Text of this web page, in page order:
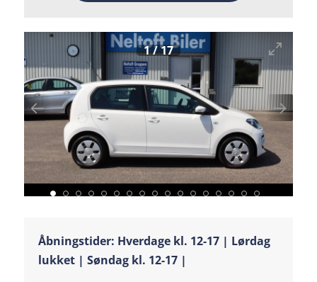
1/17
Åbningstider: Hverdage kl. 12-17 | Lørdag
lukket | Søndag kl. 12-17 |